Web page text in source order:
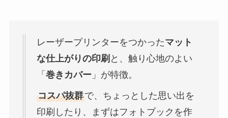
レーザープリンターをつかったマット
な仕上がりの印刷 と、触り心地のよい
「 巻きカバー 」が特徴。
コスパ抜群で、ちょっとした思い出を
印刷したり、まずはフォトブックを作